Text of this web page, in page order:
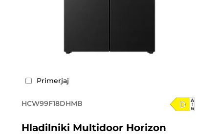
Primerjaj
HCW99F18DHMB
Hladilniki Multidoor Horizon